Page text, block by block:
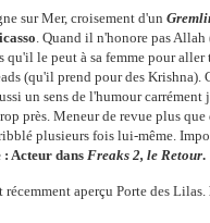
sur Mer, croisement d'un
. Quand il n'honore pas
le peut à sa femme pour
(qu'il prend pour des Krishna).
un sens de l'humour
près. Meneur de revue plus
plusieurs fois lui-même.
: Acteur dans Freaks 2, le Retour.
aperçu Porte des Lilas.